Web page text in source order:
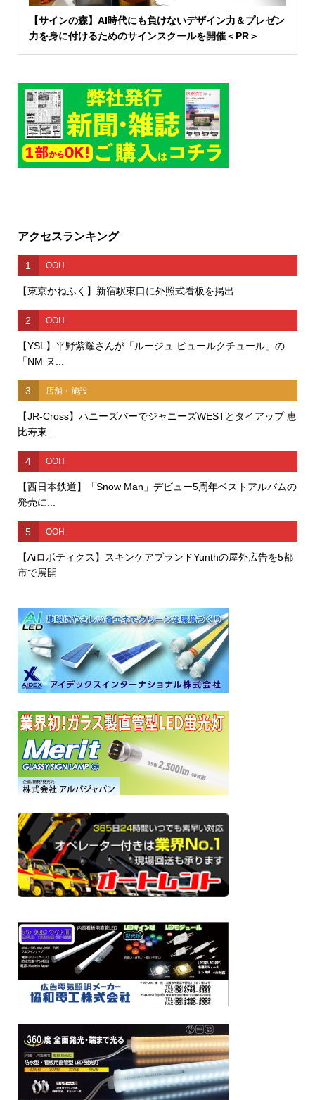
【サインの森】AI時代にも負けないデザイン力＆プレゼン
力を身に付けるためのサインスクールを開催＜PR＞
アクセスランキング
1 OOH
【東京かねふく】新宿駅東口に外照式看板を掲出
2 OOH
【YSL】平野紫耀さんが「ルージュ ピュールクチュール」の
「NM ヌ...
3 店舗・施設
【JR-Cross】ハニーズバーでジャニーズWESTとタイアップ 恵
比寿東...
4 OOH
【西日本鉄道】「Snow Man」デビュー5周年ベストアルバムの
発売に...
5 OOH
【Aiロボティクス】スキンケアブランドYunthの屋外広告を5都
市で展開